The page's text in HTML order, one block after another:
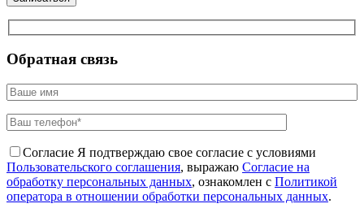
Обратная связь
Согласие Я подтверждаю свое согласие с условиями
Пользовательского соглашения, выражаю Согласие на
обработку персональных данных, ознакомлен с Политикой
оператора в отношении обработки персональных данных.